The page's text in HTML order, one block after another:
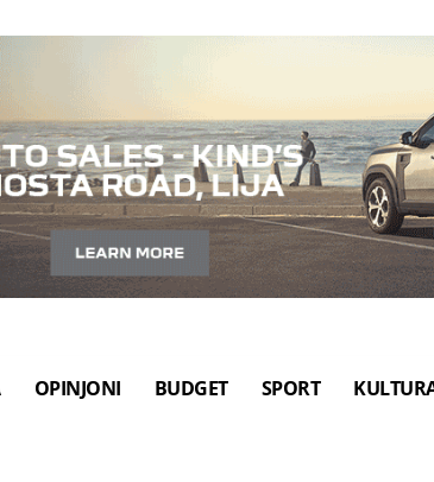
OPINJONI BUDGET SPORT